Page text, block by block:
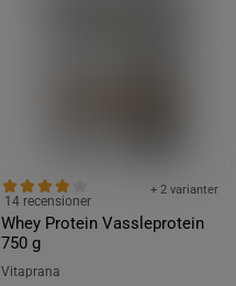
Whey Protein Vassleprotein
750 g
+ 2 varianter
14 recensioner
Vitaprana